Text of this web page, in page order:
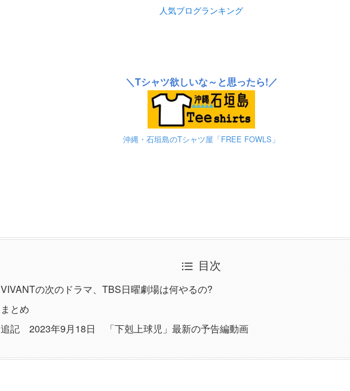
人気ブログランキング
＼Tシャツ欲しいな～と思ったら!／
沖縄・石垣島のTシャツ屋「FREE FOWLS」
目次
VIVANTの次のドラマ、TBS日曜劇場は何やるの?
まとめ
追記 2023年9月18日 「下剋上球児」最新の予告編動画